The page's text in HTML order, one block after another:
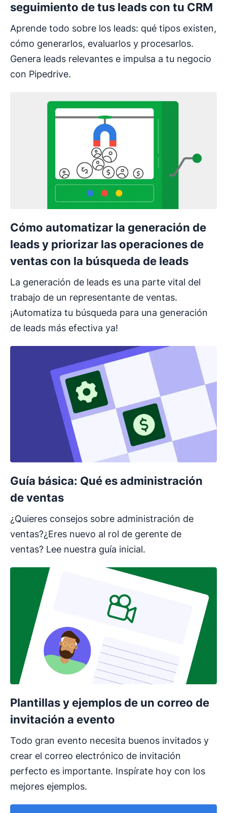
seguimiento de tus leads con tu CRM
Aprende todo sobre los leads: qué tipos existen,
cómo generarlos, evaluarlos y procesarlos.
Genera leads relevantes e impulsa a tu negocio
con Pipedrive.
Cómo automatizar la generación de
leads y priorizar las operaciones de
ventas con la búsqueda de leads
La generación de leads es una parte vital del
trabajo de un representante de ventas.
¡Automatiza tu búsqueda para una generación
de leads más efectiva ya!
Guía básica: Qué es administración
de ventas
¿Quieres consejos sobre administración de
ventas?¿Eres nuevo al rol de gerente de
ventas? Lee nuestra guía inicial.
Plantillas y ejemplos de un correo de
invitación a evento
Todo gran evento necesita buenos invitados y
crear el correo electrónico de invitación
perfecto es importante. Inspírate hoy con los
mejores ejemplos.